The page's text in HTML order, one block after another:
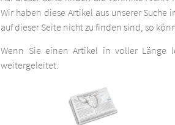
Wir haben diese Artikel aus unserer
auf dieser Seite nicht zu finden sind, so
Wenn Sie einen Artikel in voller Länge
weitergeleitet.